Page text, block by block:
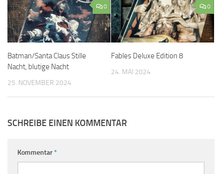
0
Batman/Santa Claus Stille
Nacht, blutige Nacht
25. NOVEMBER 2024
0
Fables Deluxe Edition 8
24. MAI 2024
SCHREIBE EINEN KOMMENTAR
Kommentar*